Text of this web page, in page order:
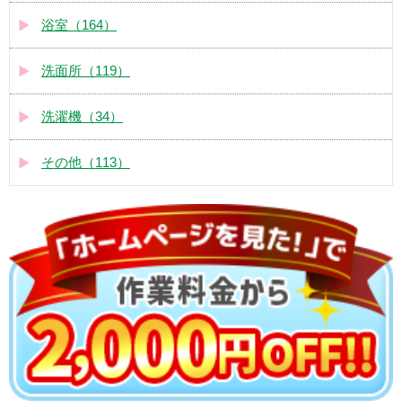
浴室（164）
洗面所（119）
洗濯機（34）
その他（113）